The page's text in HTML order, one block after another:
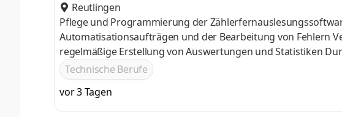
Reutlingen
Pflege und Programmierung der
Automatisationsaufträgen und der Bearbeitung von Fehlern
regelmäßige Erstellung von Auswertungen und Statistiken
technischen Vorgaben (DVGW G 685) und Erbringung der
Gasmengen im Netzgebiet der FairNetz GmbH gemäß den
Gassektor (GaBi Gas)
Technische Berufe
vor 3 Tagen